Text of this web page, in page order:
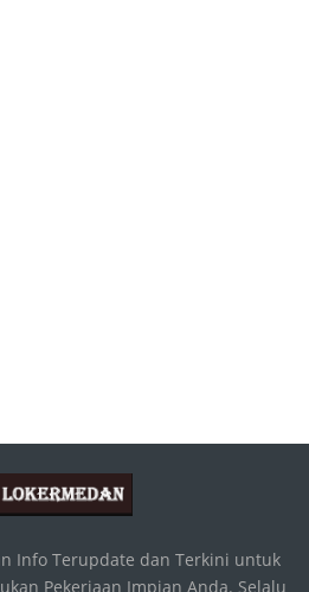
Info Terupdate dan Terkini untuk
Pekerjaan Impian Anda. Selalu